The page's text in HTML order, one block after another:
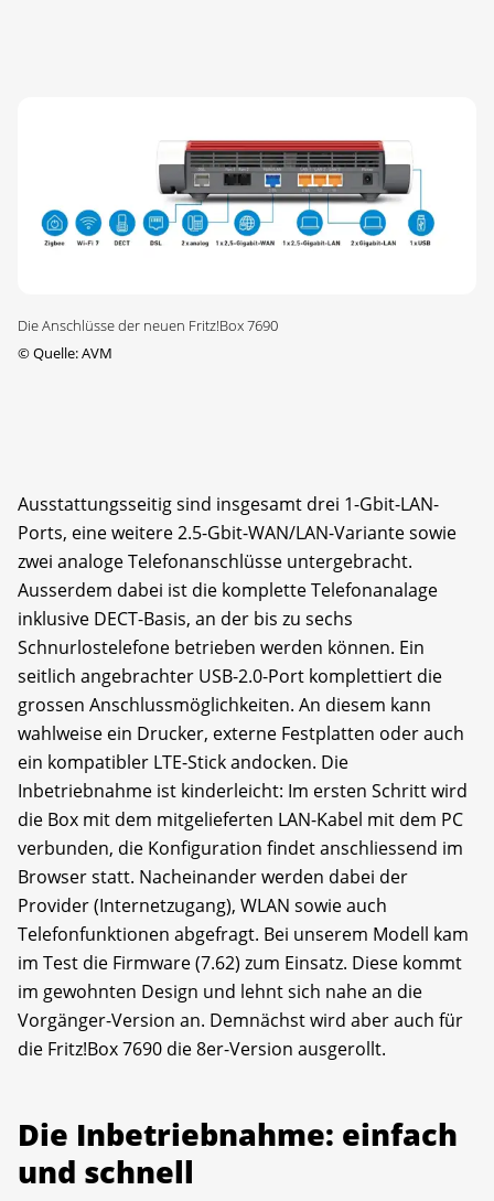
Die Anschlüsse der neuen Fritz!Box 7690
©Quelle: AVM
Ausstattungsseitig sind insgesamt drei 1-Gbit-LAN-
Ports, eine weitere 2.5-Gbit-WAN/LAN-Variante sowie
zwei analoge Telefonanschlüsse untergebracht.
Ausserdem dabei ist die komplette Telefonanalage
inklusive DECT-Basis, an der bis zu sechs
Schnurlostelefone betrieben werden können. Ein
seitlich angebrachter USB-2.0-Port komplettiert die
grossen Anschlussmöglichkeiten. An diesem kann
wahlweise ein Drucker, externe Festplatten oder auch
ein kompatibler LTE-Stick andocken. Die
Inbetriebnahme ist kinderleicht: Im ersten Schritt wird
die Box mit dem mitgelieferten LAN-Kabel mit dem PC
verbunden, die Konfiguration findet anschliessend im
Browser statt. Nacheinander werden dabei der
Provider (Internetzugang), WLAN sowie auch
Telefonfunktionen abgefragt. Bei unserem Modell kam
im Test die Firmware (7.62) zum Einsatz. Diese kommt
im gewohnten Design und lehnt sich nahe an die
Vorgänger-Version an. Demnächst wird aber auch für
die Fritz!Box 7690 die 8er-Version ausgerollt.
Die Inbetriebnahme: einfach
und schnell